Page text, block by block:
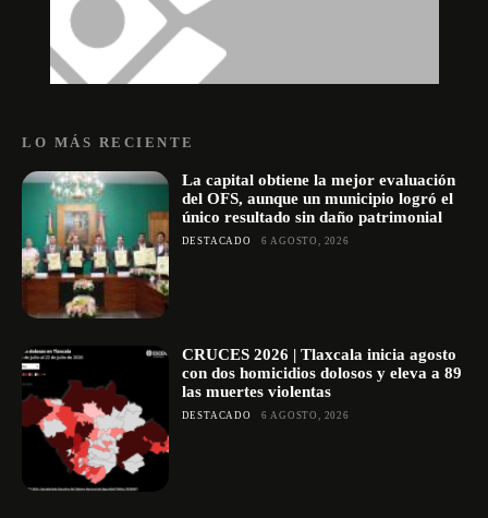
LO MÁS RECIENTE
La capital obtiene la mejor evaluación
del OFS, aunque un municipio logró el
único resultado sin daño patrimonial
DESTACADO 6 AGOSTO, 2026
CRUCES 2026 | Tlaxcala inicia agosto
con dos homicidios dolosos y eleva a 89
las muertes violentas
DESTACADO 6 AGOSTO, 2026